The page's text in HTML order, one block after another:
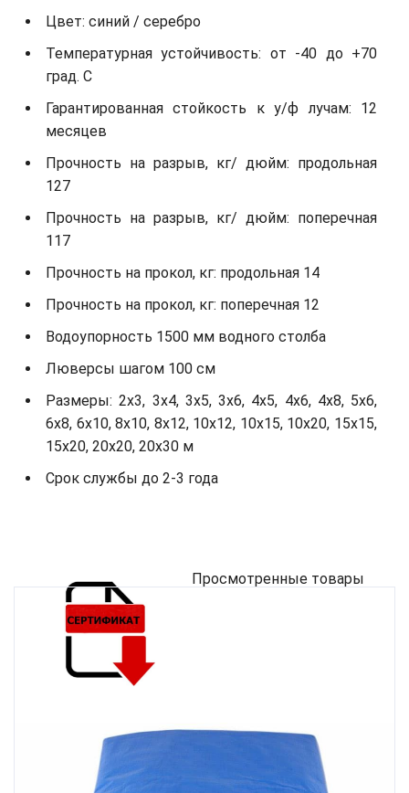
Цвет: синий / серебро
Температурная устойчивость: от -40 до +70
град. С
Гарантированная стойкость к у/ф лучам: 12
месяцев
Прочность на разрыв, кг/ дюйм: продольная
127
Прочность на разрыв, кг/ дюйм: поперечная
117
Прочность на прокол, кг: продольная 14
Прочность на прокол, кг: поперечная 12
Водоупорность 1500 мм водного столба
Люверсы шагом 100 см
Размеры: 2х3, 3х4, 3х5, 3х6, 4х5, 4х6, 4х8, 5х6,
6х8, 6х10, 8х10, 8х12, 10х12, 10х15, 10х20, 15х15,
15х20, 20х20, 20х30 м
Срок службы до 2-3 года
Просмотренные товары